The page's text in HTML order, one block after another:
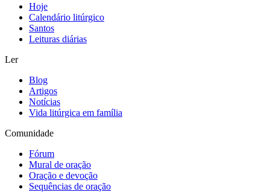
Hoje
Calendário litúrgico
Santos
Leituras diárias
Ler
Blog
Artigos
Notícias
Vida litúrgica em família
Comunidade
Fórum
Mural de oração
Oração e devoção
Sequências de oração